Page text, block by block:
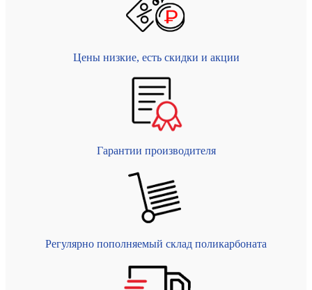
Цены низкие, есть скидки и акции
Гарантии производителя
Регулярно пополняемый склад поликарбоната